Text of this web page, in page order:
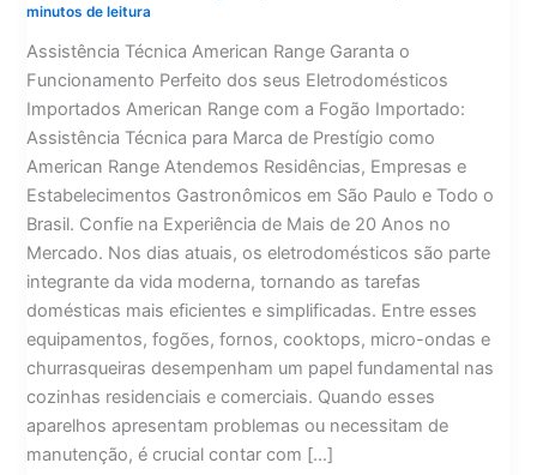
minutos de leitura
Assistência Técnica American Range Garanta o
Funcionamento Perfeito dos seus Eletrodomésticos
Importados American Range com a Fogão Importado:
Assistência Técnica para Marca de Prestígio como
American Range Atendemos Residências, Empresas e
Estabelecimentos Gastronômicos em São Paulo e Todo o
Brasil. Confie na Experiência de Mais de 20 Anos no
Mercado. Nos dias atuais, os eletrodomésticos são parte
integrante da vida moderna, tornando as tarefas
domésticas mais eficientes e simplificadas. Entre esses
equipamentos, fogões, fornos, cooktops, micro-ondas e
churrasqueiras desempenham um papel fundamental nas
cozinhas residenciais e comerciais. Quando esses
aparelhos apresentam problemas ou necessitam de
manutenção, é crucial contar com […]